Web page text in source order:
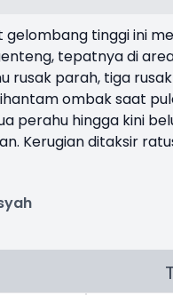
gelombang tinggi ini
tepatnya di
rusak parah, tiga
ombak saat
perahu hingga kini
Kerugian ditaksir